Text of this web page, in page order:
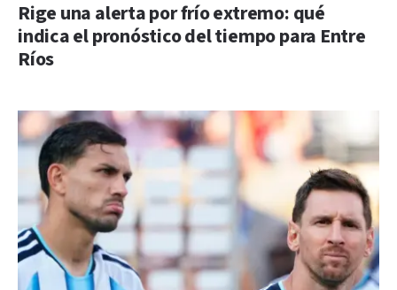
Rige una alerta por frío extremo: qué
indica el pronóstico del tiempo para Entre
Ríos